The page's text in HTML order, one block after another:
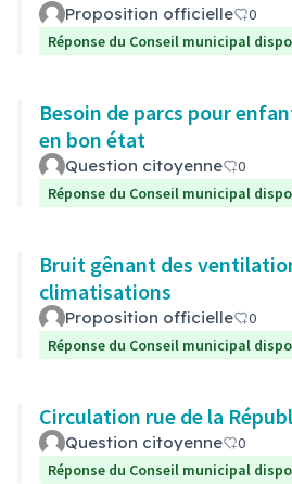
Proposition officielle
0
Réponse du Conseil municipal
Besoin de parcs pour
en bon état
Question citoyenne
0
Réponse du Conseil municipal
Bruit gênant des
climatisations
Proposition officielle
0
Réponse du Conseil municipal
Circulation rue de la
Question citoyenne
0
Réponse du Conseil municipal